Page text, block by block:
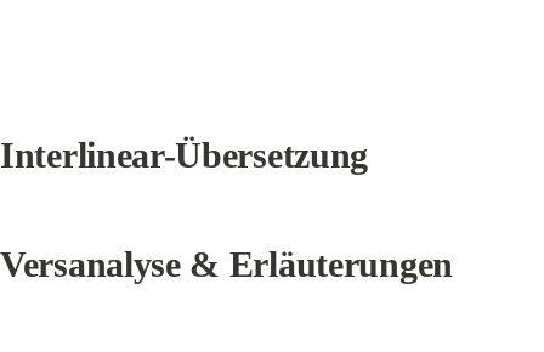
Interlinear-Übersetzung
Versanalyse & Erläuterungen